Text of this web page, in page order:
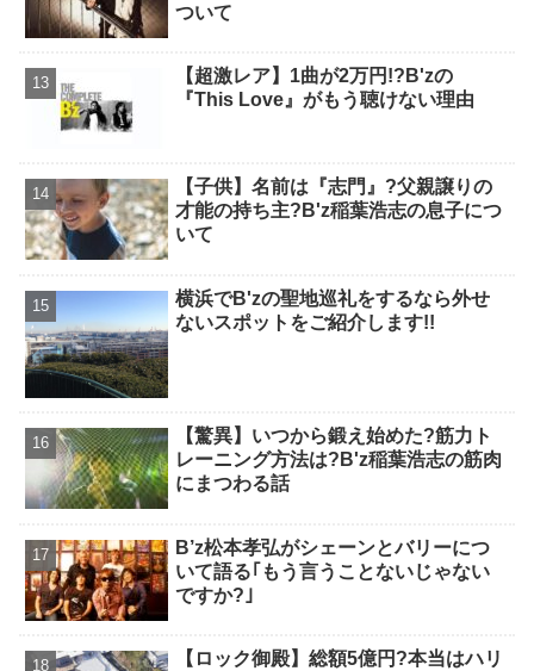
ついて
【超激レア】1曲が2万円!?B'zの
『This Love』がもう聴けない理由
【子供】名前は『志門』?父親譲りの
才能の持ち主?B'z稲葉浩志の息子につ
いて
横浜でB'zの聖地巡礼をするなら外せ
ないスポットをご紹介します!!
【驚異】いつから鍛え始めた?筋力ト
レーニング方法は?B'z稲葉浩志の筋肉
にまつわる話
B’z松本孝弘がシェーンとバリーにつ
いて語る｢もう言うことないじゃない
ですか?｣
【ロック御殿】総額5億円?本当はハリ